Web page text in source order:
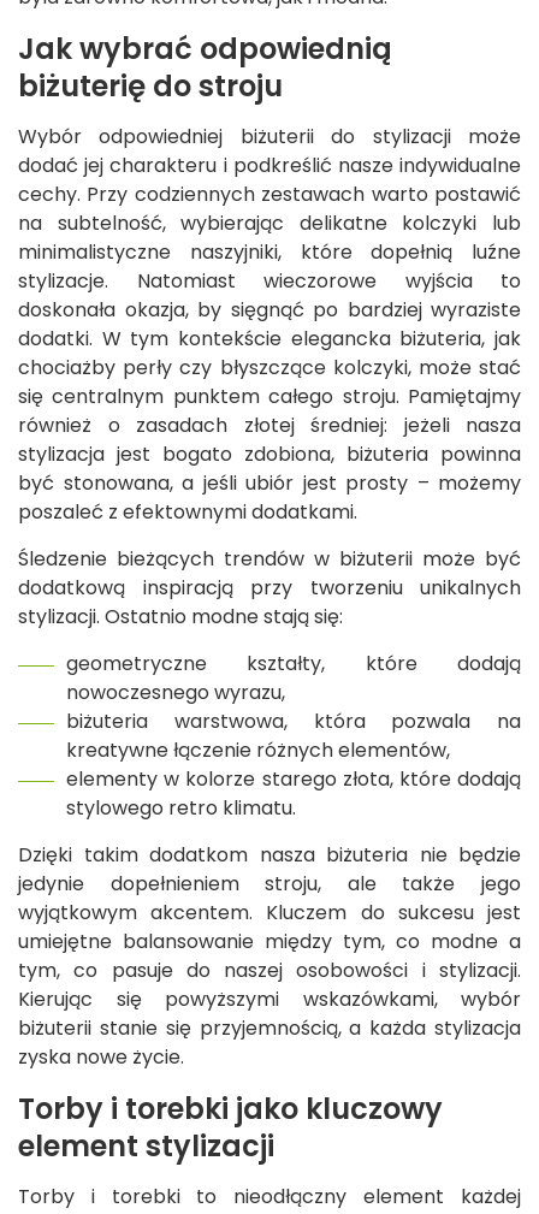
Jak wybrać odpowiednią
biżuterię do stroju
Wybór odpowiedniej biżuterii do stylizacji może
dodać jej charakteru i podkreślić nasze indywidualne
cechy. Przy codziennych zestawach warto postawić
na subtelność, wybierając delikatne kolczyki lub
minimalistyczne naszyjniki, które dopełnią luźne
stylizacje. Natomiast wieczorowe wyjścia to
doskonała okazja, by sięgnąć po bardziej wyraziste
dodatki. W tym kontekście elegancka biżuteria, jak
chociażby perły czy błyszczące kolczyki, może stać
się centralnym punktem całego stroju. Pamiętajmy
również o zasadach złotej średniej: jeżeli nasza
stylizacja jest bogato zdobiona, biżuteria powinna
być stonowana, a jeśli ubiór jest prosty – możemy
poszaleć z efektownymi dodatkami.
Śledzenie bieżących trendów w biżuterii może być
dodatkową inspiracją przy tworzeniu unikalnych
stylizacji. Ostatnio modne stają się:
geometryczne kształty, które dodają
nowoczesnego wyrazu,
biżuteria warstwowa, która pozwala na
kreatywne łączenie różnych elementów,
elementy w kolorze starego złota, które dodają
stylowego retro klimatu.
Dzięki takim dodatkom nasza biżuteria nie będzie
jedynie dopełnieniem stroju, ale także jego
wyjątkowym akcentem. Kluczem do sukcesu jest
umiejętne balansowanie między tym, co modne a
tym, co pasuje do naszej osobowości i stylizacji.
Kierując się powyższymi wskazówkami, wybór
biżuterii stanie się przyjemnością, a każda stylizacja
zyska nowe życie.
Torby i torebki jako kluczowy
element stylizacji
Torby i torebki to nieodłączny element każdej